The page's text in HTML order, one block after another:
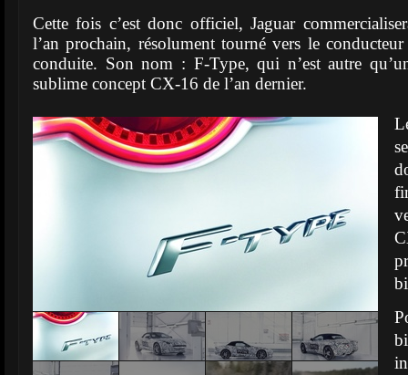
Cette fois c’est donc officiel, Jaguar
l’an prochain, résolument tourné vers le
conduite. Son nom : F-Type, qui n’est autre
sublime concept CX-16 de l’an dernier.